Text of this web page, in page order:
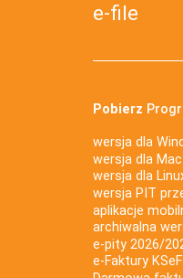
e-file
Pobierz
wersja dla
wersja dla Mac
wersja dla
wersja PIT
aplikacje
archiwalna
e-pity 2026/
e‑Faktury